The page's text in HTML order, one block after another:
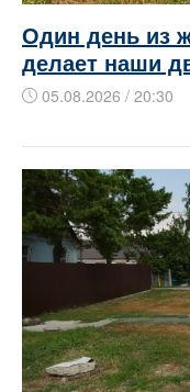
Один день из
делает наши
05.08.2026 / 20:30